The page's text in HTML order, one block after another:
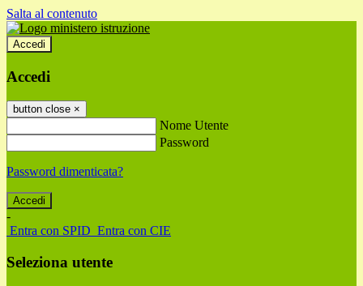
Salta al contenuto
Accedi
Accedi
button close ×
Nome Utente
Password
Password dimenticata?
-
Entra con SPID Entra con CIE
Seleziona utente